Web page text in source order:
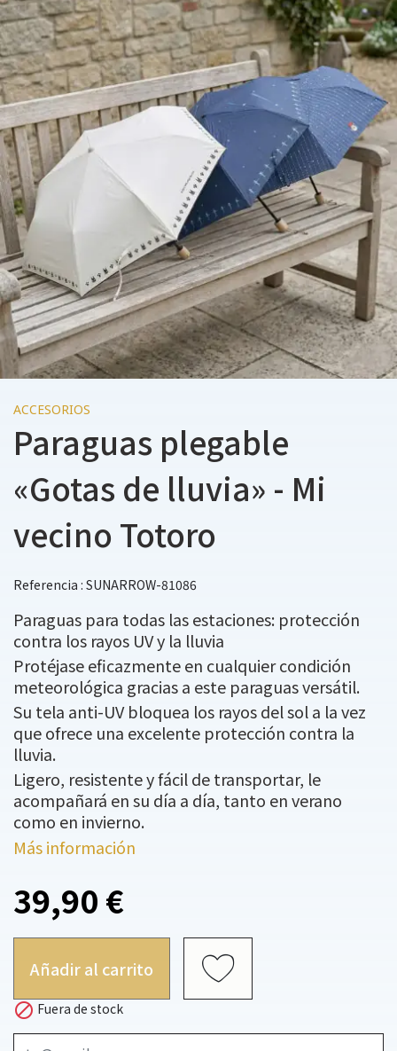
ACCESORIOS
Paraguas plegable
«Gotas de lluvia» - Mi
vecino Totoro
Referencia : SUNARROW-81086
Paraguas para todas las estaciones: protección
contra los rayos UV y la lluvia
Protéjase eficazmente en cualquier condición
meteorológica gracias a este paraguas versátil.
Su tela anti-UV bloquea los rayos del sol a la vez
que ofrece una excelente protección contra la
lluvia.
Ligero, resistente y fácil de transportar, le
acompañará en su día a día, tanto en verano
como en invierno.
Más información
39,90 €
Añadir al carrito
 Fuera de stock